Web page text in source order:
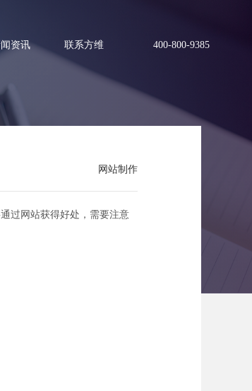
资讯 联系方维 400-800-9385
网站制作
过网站获得好处，需要注意